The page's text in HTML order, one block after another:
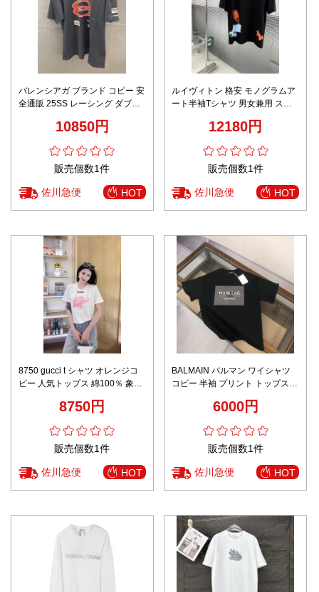
バレンシアガ ブランド コピー 安
全通販 25SS レーシング ダブル
10850円
販売個数1件
佐川急便 HOT
ルイヴィトン 格安 モノグラムア
ート半袖Tシャツ 男女兼用 スト
12180円
販売個数1件
佐川急便 HOT
8750 gucci t シャツ オレンジコ
ピー 人気トップス 綿100％ 象プ
8750円
販売個数1件
佐川急便 HOT
BALMAIN バルマン ワイシャツ
コピー 半袖 プリント トップス
6000円
販売個数1件
佐川急便 HOT